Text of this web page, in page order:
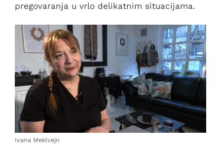
pregovaranja u vrlo delikatnim situacijama.
Ivana Meklvejn